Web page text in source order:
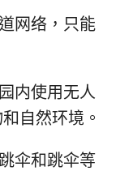
网络，只能
内使用无人
自然环境。
伞和跳伞等